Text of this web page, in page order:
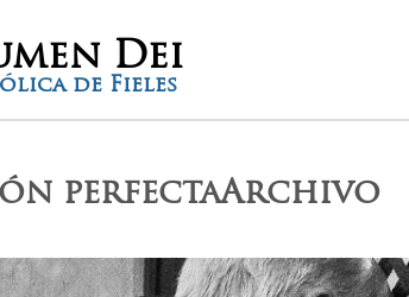
Dei
de Fieles
perfectaArchivo